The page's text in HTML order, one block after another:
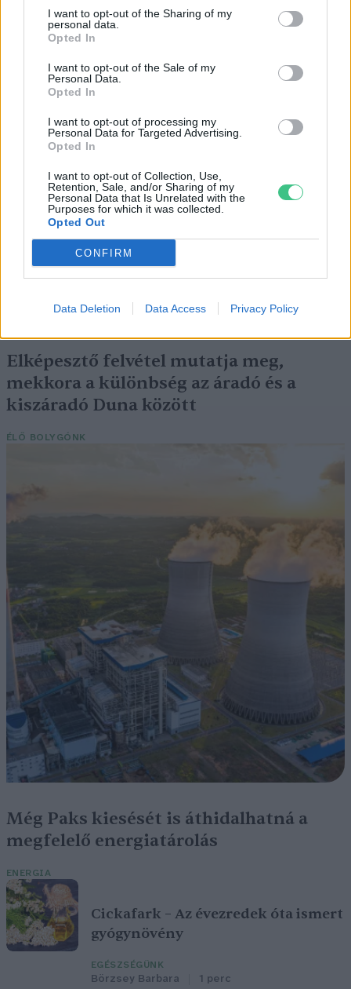
I want to opt-out of the Sharing of my
personal data.
Opted In
I want to opt-out of the Sale of my
Personal Data.
Opted In
I want to opt-out of processing my
Personal Data for Targeted Advertising.
Opted In
I want to opt-out of Collection, Use,
Retention, Sale, and/or Sharing of my
Personal Data that Is Unrelated with the
Purposes for which it was collected.
Opted Out
CONFIRM
Data Deletion Data Access Privacy Policy
Négy éven belül valósággá válhatnak az
elektromos repülőjáratok Európában
KÖZLEKEDÉS
Történelmi aszály sújtja Nagy-
Elképesztő felvétel mutatja meg,
mekkora a különbség az áradó és a
kiszáradó Duna között
ÉLŐ BOLYGÓNK
Még Paks kiesését is áthidalhatná a
megfelelő energiatárolás
ENERGIA
Cickafark – Az évezredek óta ismert
gyógynövény
EGÉSZSÉGÜNK
Börzsey Barbara 1 perc